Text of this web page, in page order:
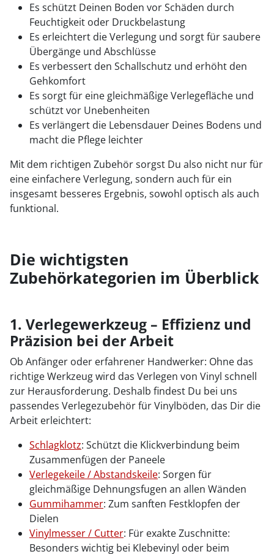
Es schützt Deinen Boden vor Schäden durch
Feuchtigkeit oder Druckbelastung
Es erleichtert die Verlegung und sorgt für saubere
Übergänge und Abschlüsse
Es verbessert den Schallschutz und erhöht den
Gehkomfort
Es sorgt für eine gleichmäßige Verlegefläche und
schützt vor Unebenheiten
Es verlängert die Lebensdauer Deines Bodens und
macht die Pflege leichter
Mit dem richtigen Zubehör sorgst Du also nicht nur für
eine einfachere Verlegung, sondern auch für ein
insgesamt besseres Ergebnis, sowohl optisch als auch
funktional.
Die wichtigsten
Zubehörkategorien im Überblick
1. Verlegewerkzeug – Effizienz und
Präzision bei der Arbeit
Ob Anfänger oder erfahrener Handwerker: Ohne das
richtige Werkzeug wird das Verlegen von Vinyl schnell
zur Herausforderung. Deshalb findest Du bei uns
passendes Verlegezubehör für Vinylböden, das Dir die
Arbeit erleichtert:
Schlagklotz: Schützt die Klickverbindung beim
Zusammenfügen der Paneele
Verlegekeile / Abstandskeile: Sorgen für
gleichmäßige Dehnungsfugen an allen Wänden
Gummihammer: Zum sanften Festklopfen der
Dielen
Vinylmesser / Cutter: Für exakte Zuschnitte:
Besonders wichtig bei Klebevinyl oder beim